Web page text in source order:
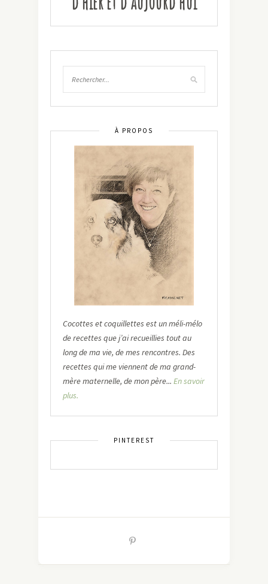
À PROPOS
Cocottes et coquillettes est un méli-mélo
de recettes que j’ai recueillies tout au
long de ma vie, de mes rencontres. Des
recettes qui me viennent de ma grand-
mère maternelle, de mon père... En savoir
plus.
PINTEREST